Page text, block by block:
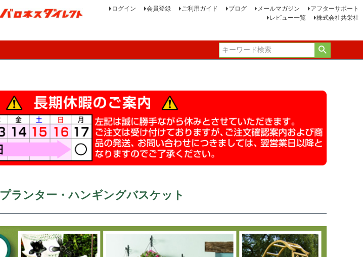
ログイン 会員登録 ご利用ガイド ブログ メールマガジン
アフターサポート
レビュー一覧
株式会社共栄社
プランター・ハンギングバスケット